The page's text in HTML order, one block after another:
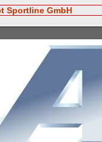
Sportline GmbH